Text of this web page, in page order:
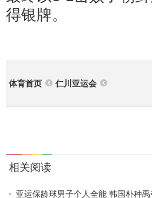
得银牌。
体育首页 仁川亚运会
相关阅读
亚运保龄球男子个人全能 韩国朴种禹